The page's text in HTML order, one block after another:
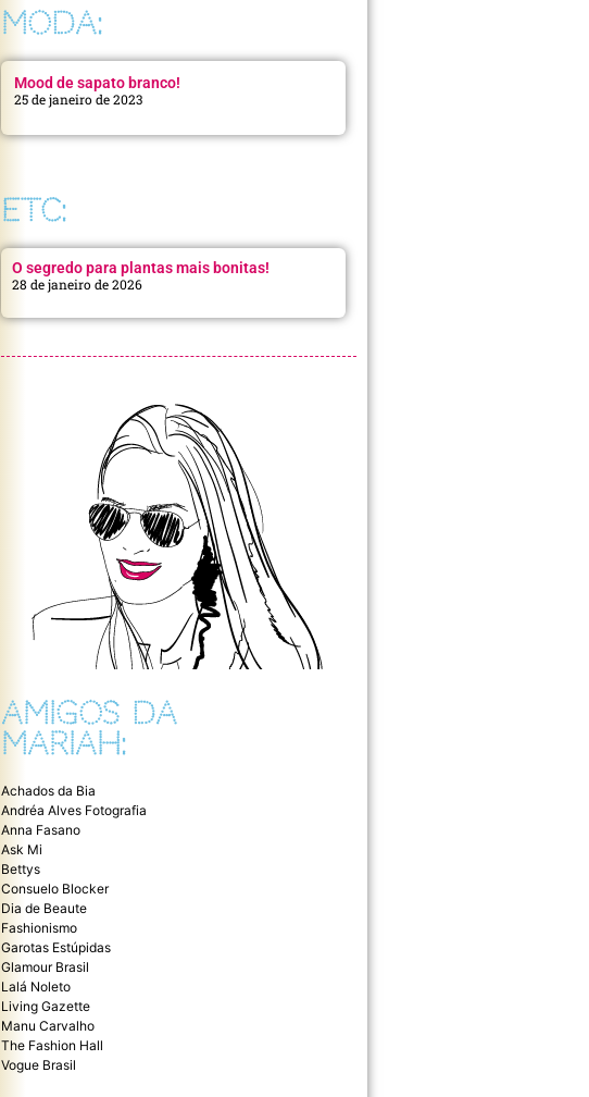
MODA:
Mood de sapato branco!
25 de janeiro de 2023
ETC:
O segredo para plantas mais bonitas!
28 de janeiro de 2026
AMIGOS DA
MARIAH:
Achados da Bia
Andréa Alves Fotografia
Anna Fasano
Ask Mi
Bettys
Consuelo Blocker
Dia de Beaute
Fashionismo
Garotas Estúpidas
Glamour Brasil
Lalá Noleto
Living Gazette
Manu Carvalho
The Fashion Hall
Vogue Brasil